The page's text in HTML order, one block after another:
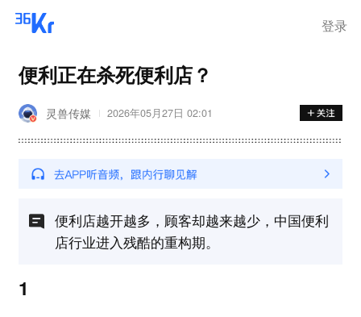
登录
便利正在杀死便利店？
灵兽传媒 2026年05月27日 02:01
便利店越开越多，顾客却越来越少，中国便利
店行业进入残酷的重构期。
1